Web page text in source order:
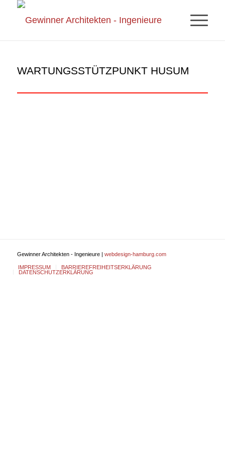
WARTUNGSSTÜTZPUNKT HUSUM
Gewinner Architekten - Ingenieure | webdesign-hamburg.com
IMPRESSUM
BARRIEREFREIHEITSERKLÄRUNG
DATENSCHUTZERKLÄRUNG